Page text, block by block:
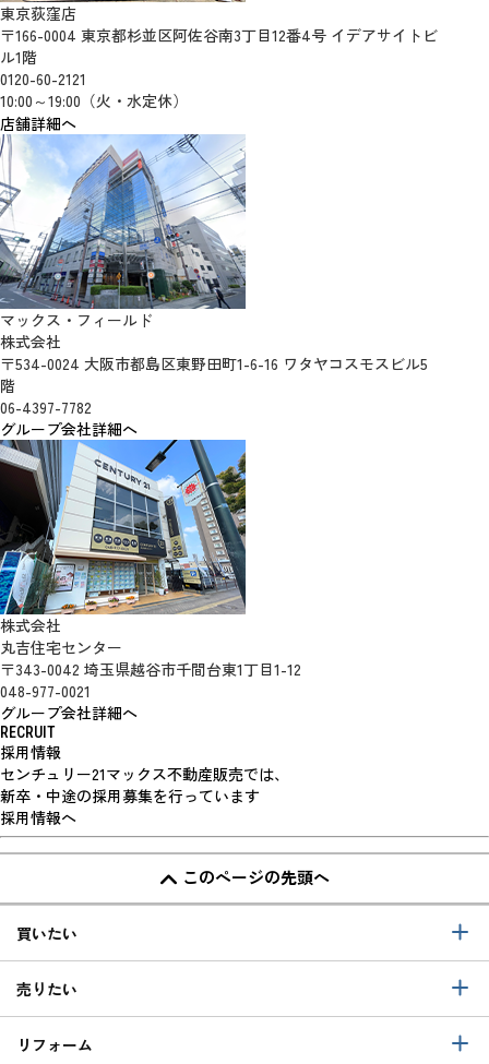
東京荻窪店
〒166-0004 東京都杉並区阿佐谷南3丁目12番4号 イデアサイトビ
ル1階
0120-60-2121
10:00～19:00（火・水定休）
店舗詳細へ
マックス・フィールド
株式会社
〒534-0024 大阪市都島区東野田町1-6-16 ワタヤコスモスビル5
階
06-4397-7782
グループ会社詳細へ
株式会社
丸吉住宅センター
〒343-0042 埼玉県越谷市千間台東1丁目1-12
048-977-0021
グループ会社詳細へ
RECRUIT
採用情報
センチュリー21マックス不動産販売では、
新卒・中途の採用募集を行っています
採用情報へ
このページの先頭へ
買いたい
売りたい
リフォーム